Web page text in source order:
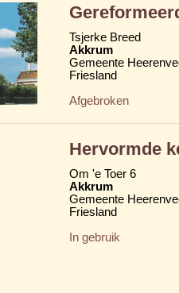
Tsjerke Breed
Akkrum
Gemeente
Friesland
Afgebroken
Hervormde
Om 'e Toer 6
Akkrum
Gemeente
Friesland
In gebruik